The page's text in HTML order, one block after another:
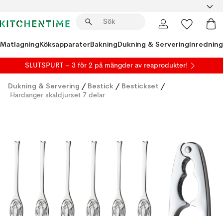
MatlagningKöksapparaterBakningDukning & ServeringInredning
SLUTSPURT – 3 för 2 på mängder av reaprodukter!
Dukning & Servering / Bestick / Bestickset /
Hardanger skaldjurset 7 delar